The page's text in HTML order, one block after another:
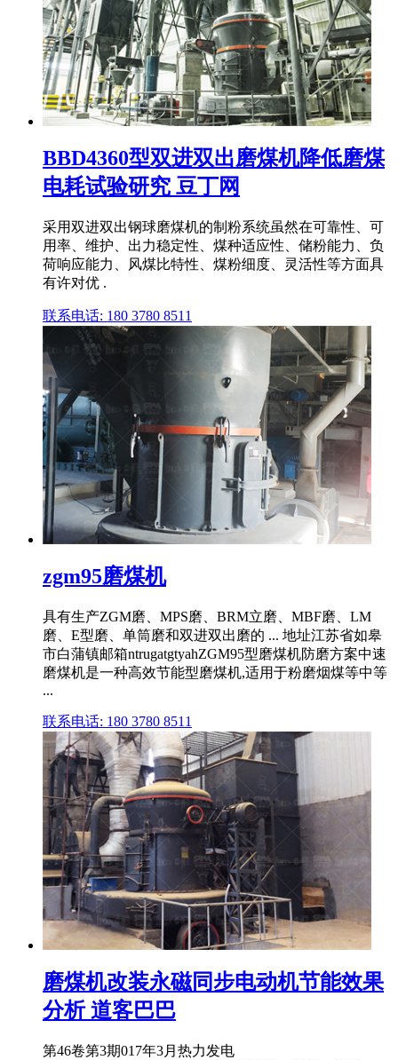
BBD4360型双进双出磨煤机降低磨煤
电耗试验研究 豆丁网
采用双进双出钢球磨煤机的制粉系统虽然在可靠性、可
用率、维护、出力稳定性、煤种适应性、储粉能力、负
荷响应能力、风煤比特性、煤粉细度、灵活性等方面具
有许对优 .
联系电话: 180 3780 8511
zgm95磨煤机
具有生产ZGM磨、MPS磨、BRM立磨、MBF磨、LM
磨、E型磨、单筒磨和双进双出磨的 ... 地址江苏省如皋
市白蒲镇邮箱ntrugatgtyahZGM95型磨煤机防磨方案中速
磨煤机是一种高效节能型磨煤机,适用于粉磨烟煤等中等
...
联系电话: 180 3780 8511
磨煤机改装永磁同步电动机节能效果
分析 道客巴巴
第46卷第3期017年3月热力发电